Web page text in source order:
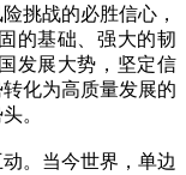
挑战的必胜信心，
的基础、强大的韧
发展大势，坚定信
化为高质量发展的
。
。当今世界，单边